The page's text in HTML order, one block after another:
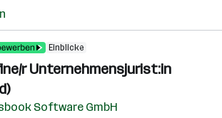
Einblicke
r Unternehmensjurist:in
Software GmbH